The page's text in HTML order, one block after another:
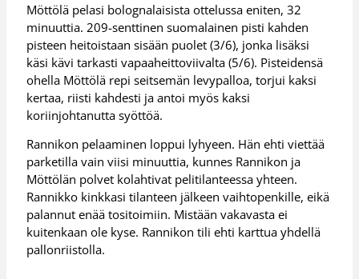
Möttölä pelasi bolognalaisista ottelussa eniten, 32
minuuttia. 209-senttinen suomalainen pisti kahden
pisteen heitoistaan sisään puolet (3/6), jonka lisäksi
käsi kävi tarkasti vapaaheittoviivalta (5/6). Pisteidensä
ohella Möttölä repi seitsemän levypalloa, torjui kaksi
kertaa, riisti kahdesti ja antoi myös kaksi
koriinjohtanutta syöttöä.
Rannikon pelaaminen loppui lyhyeen. Hän ehti viettää
parketilla vain viisi minuuttia, kunnes Rannikon ja
Möttölän polvet kolahtivat pelitilanteessa yhteen.
Rannikko kinkkasi tilanteen jälkeen vaihtopenkille, eikä
palannut enää tositoimiin. Mistään vakavasta ei
kuitenkaan ole kyse. Rannikon tili ehti karttua yhdellä
pallonriistolla.